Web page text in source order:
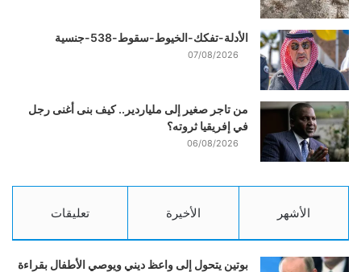
الأدلة-تفكك-الخيوط-سقوط-538-جنسية
07/08/2026
من تاجر صغير إلى ملياردير.. كيف بنى أغنى رجل
في إفريقيا ثروته؟
06/08/2026
الأشهر الأخيرة تعليقات
بوتين يتحول إلى واعظ ديني ويوصي الأطفال بقراءة